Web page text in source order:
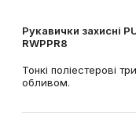
Рукавички захисні
RWPPR8
Тонкі поліестерові
обливом.